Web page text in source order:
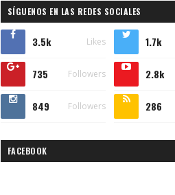
SÍGUENOS EN LAS REDES SOCIALES
3.5k Likes 1.7k
735 Followers 2.8k
849 Followers 286
FACEBOOK